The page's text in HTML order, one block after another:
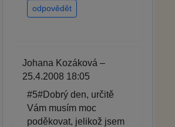
odpovědět
Johana Kozáková –
25.4.2008 18:05
#5#Dobrý den, určitě
Vám musím moc
poděkovat, jelikož jsem